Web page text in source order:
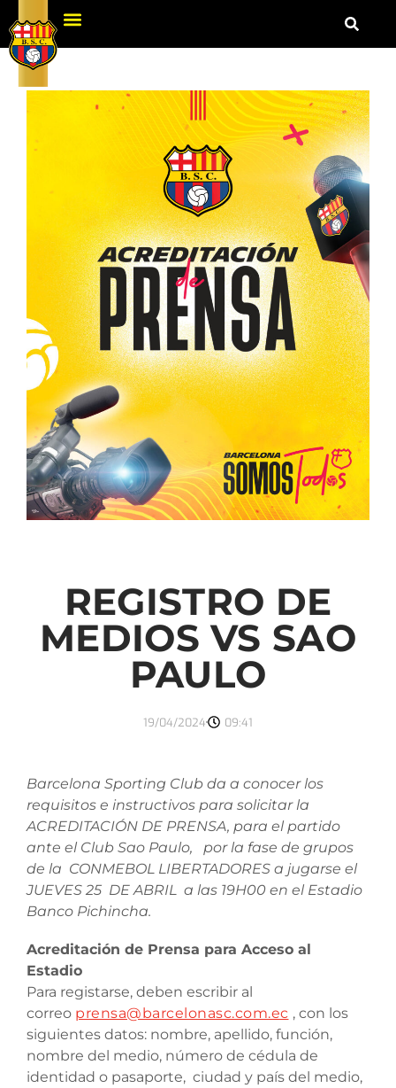
REGISTRO DE
MEDIOS VS SAO
PAULO
19/04/2024 09:41
Barcelona Sporting Club da a conocer los
requisitos e instructivos para solicitar la
ACREDITACIÓN DE PRENSA, para el partido
ante el Club Sao Paulo, por la fase de grupos
de la CONMEBOL LIBERTADORES a jugarse el
JUEVES 25 DE ABRIL a las 19H00 en el Estadio
Banco Pichincha.
Acreditación de Prensa para Acceso al
Estadio
Para registarse, deben escribir al
correo prensa@barcelonasc.com.ec , con los
siguientes datos: nombre, apellido, función,
nombre del medio, número de cédula de
identidad o pasaporte, ciudad y país del medio,